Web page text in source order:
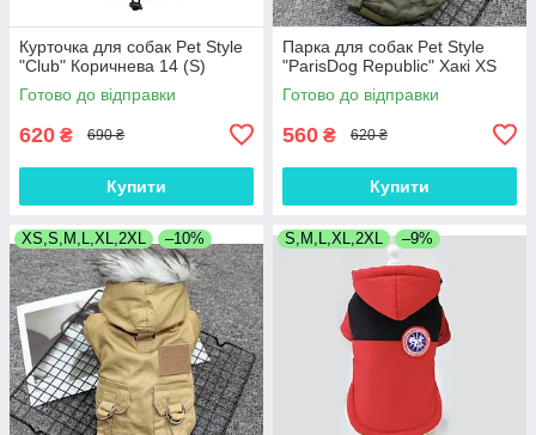
Курточка для собак Pet Style
"Club" Коричнева 14 (S)
Готово до відправки
620 ₴ 690 ₴
Купити
Парка для собак Pet Style
"ParisDog Republic" Хакі XS
Готово до відправки
560 ₴ 620 ₴
Купити
XS,S,M,L,XL,2XL –10% S,M,L,XL,2XL –9%